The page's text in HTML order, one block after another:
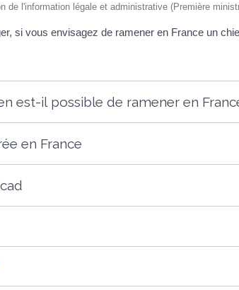
de l'information légale et administrative (Première
si vous envisagez de ramener en France un
est-il possible de ramener en
en France